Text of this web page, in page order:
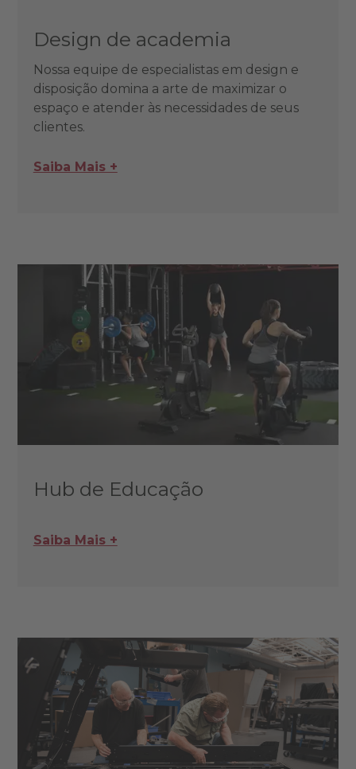
Design de academia
Nossa equipe de especialistas em design e
disposição domina a arte de maximizar o
espaço e atender às necessidades de seus
clientes.
Saiba Mais +
Hub de Educação
Saiba Mais +